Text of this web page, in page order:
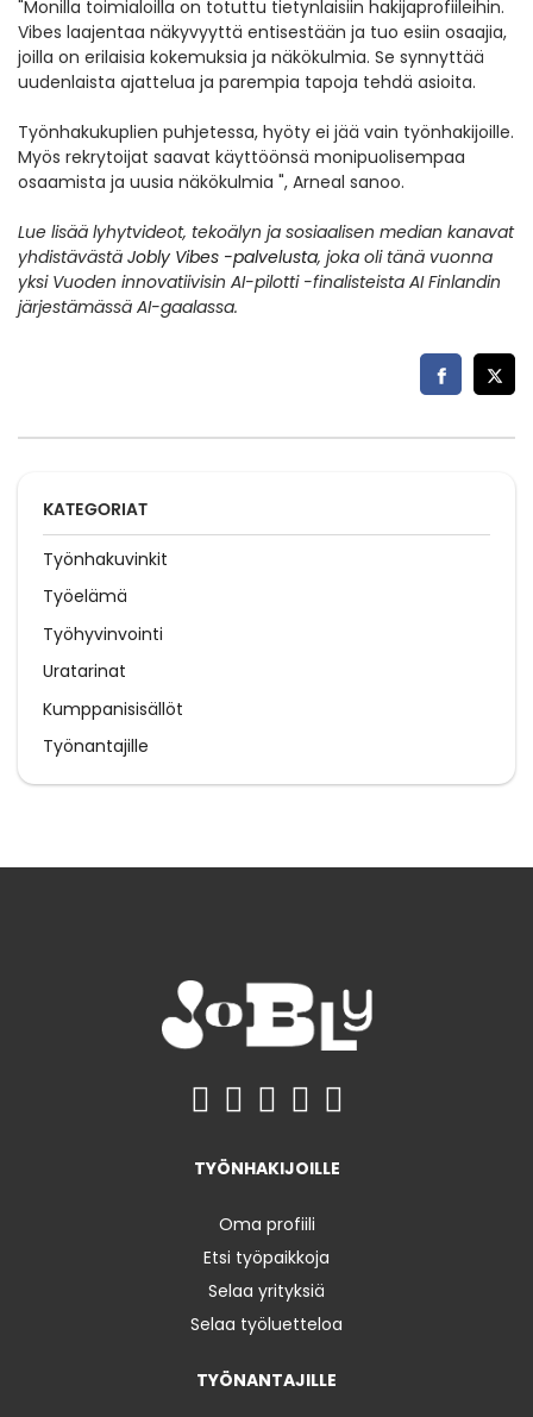
"Monilla toimialoilla on totuttu tietynlaisiin hakijaprofiileihin.
Vibes laajentaa näkyvyyttä entisestään ja tuo esiin osaajia,
joilla on erilaisia kokemuksia ja näkökulmia. Se synnyttää
uudenlaista ajattelua ja parempia tapoja tehdä asioita.
Työnhakukuplien puhjetessa, hyöty ei jää vain työnhakijoille.
Myös rekrytoijat saavat käyttöönsä monipuolisempaa
osaamista ja uusia näkökulmia ", Arneal sanoo.
Lue lisää lyhytvideot, tekoälyn ja sosiaalisen median kanavat
yhdistävästä Jobly Vibes -palvelusta, joka oli tänä vuonna
yksi Vuoden innovatiivisin AI-pilotti -finalisteista AI Finlandin
järjestämässä AI-gaalassa.
KATEGORIAT
Työnhakuvinkit
Työelämä
Työhyvinvointi
Uratarinat
Kumppanisisällöt
Työnantajille
TYÖNHAKIJOILLE
Oma profiili
Etsi työpaikkoja
Selaa yrityksiä
Selaa työluetteloa
TYÖNANTAJILLE